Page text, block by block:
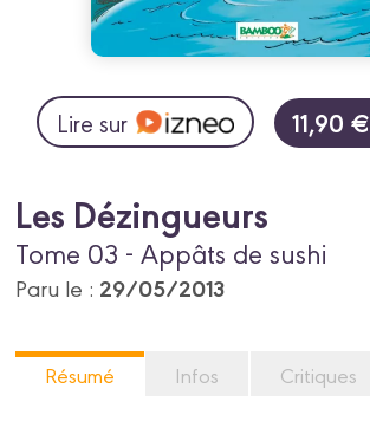
Lire sur 11,90 €
Les Dézingueurs
Tome 03 - Appâts de sushi
Paru le : 29/05/2013
Résumé Infos Critiques